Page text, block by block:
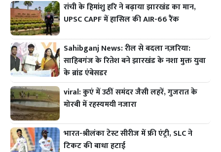
रांची के हिमांशु हरि ने बढ़ाया झारखंड का मान,
UPSC CAPF में हासिल की AIR-66 रैंक
Sahibganj News: रील से बदला नज़रिया:
साहिबगंज के रितेश बने झारखंड के नशा मुक्त युवा
के ब्रांड एंबेसडर
viral: कुएं में उठीं समंदर जैसी लहरें, गुजरात के
मोरबी में रहस्यमयी नजारा
भारत-श्रीलंका टेस्ट सीरीज में फ्री एंट्री, SLC ने
टिकट की बाधा हटाई